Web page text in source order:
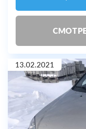
13.02.2021